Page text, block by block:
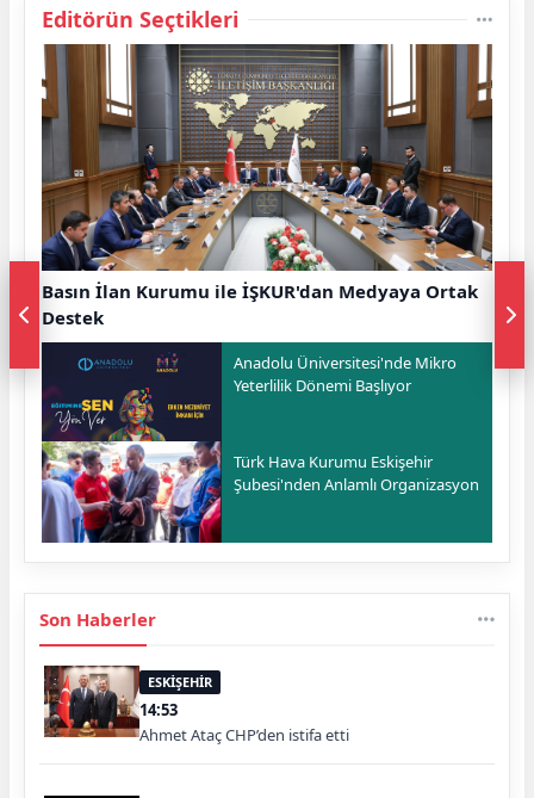
Editörün Seçtikleri
Basın İlan Kurumu ile İŞKUR'dan Medyaya Ortak
Destek
Anadolu Üniversitesi'nde Mikro
Yeterlilik Dönemi Başlıyor
Türk Hava Kurumu Eskişehir
Şubesi'nden Anlamlı Organizasyon
Son Haberler
ESKİŞEHİR
14:53
Ahmet Ataç CHP’den istifa etti